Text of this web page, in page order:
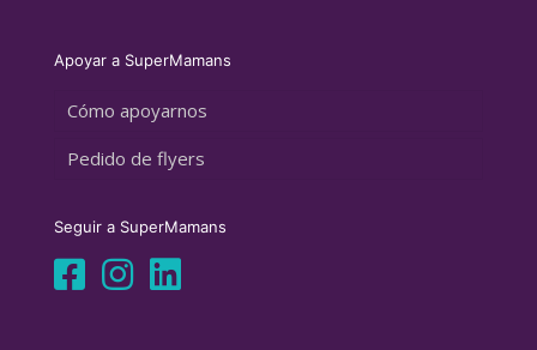
Apoyar a SuperMamans
Cómo apoyarnos
Pedido de flyers
Seguir a SuperMamans